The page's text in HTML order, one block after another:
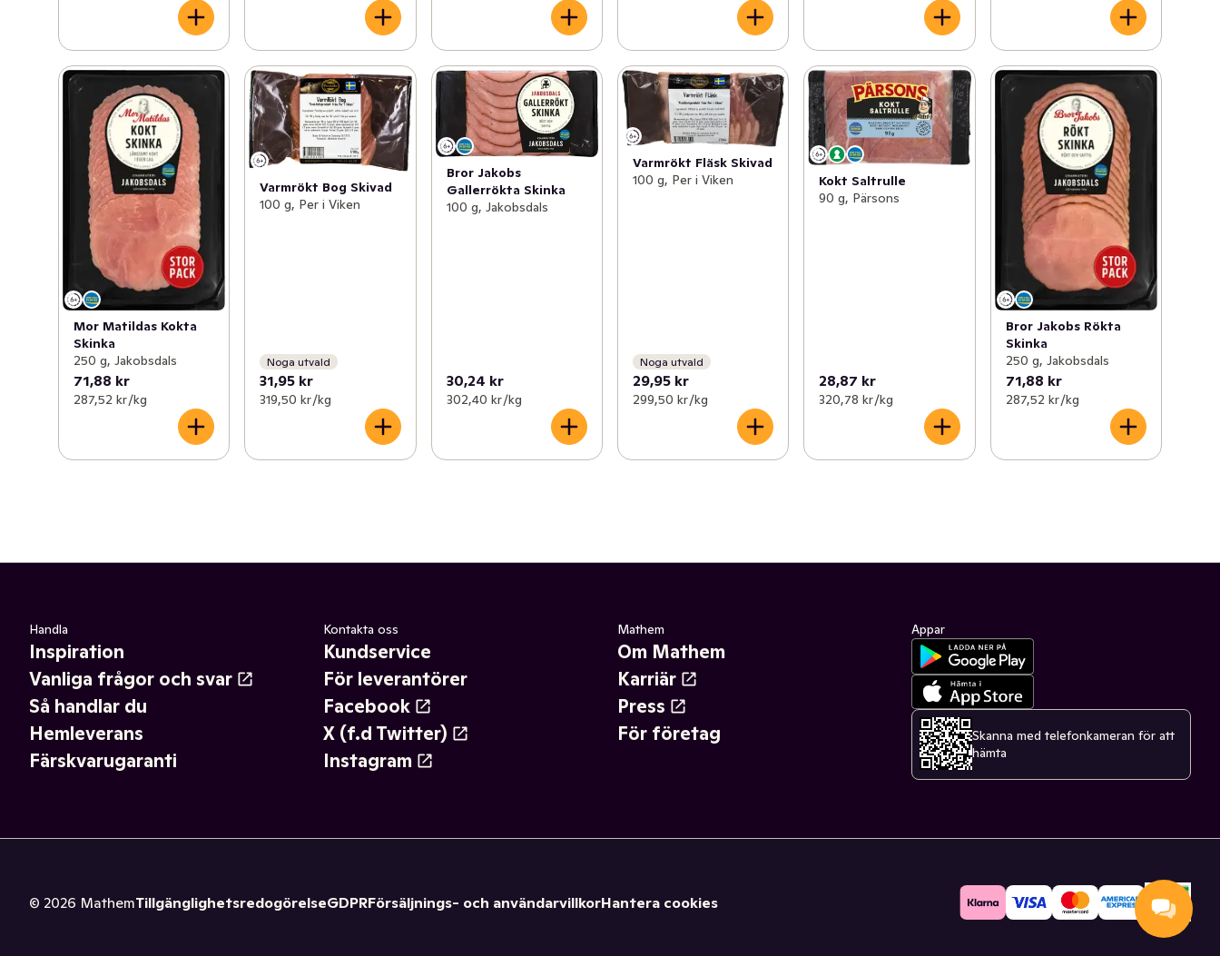
Mor Matildas Kokta
Skinka
250 g, Jakobsdals
71,88 kr
287,52 kr /kg
Varmrökt Bog Skivad
100 g, Per i Viken
Noga utvald
31,95 kr
319,50 kr /kg
Bror Jakobs
Gallerrökta Skinka
100 g, Jakobsdals
30,24 kr
302,40 kr /kg
Varmrökt Fläsk Skivad
100 g, Per i Viken
Noga utvald
29,95 kr
299,50 kr /kg
Kokt Saltrulle
90 g, Pärsons
28,87 kr
320,78 kr /kg
Bror Jakobs Rökta
Skinka
250 g, Jakobsdals
71,88 kr
287,52 kr /kg
Handla
Inspiration
Vanliga frågor och svar
Så handlar du
Hemleverans
Färskvarugaranti
Kontakta oss
Kundservice
För leverantörer
Facebook
X (f.d Twitter)
Instagram
Mathem
Om Mathem
Karriär
Press
För företag
Appar
Skanna med telefonkameran för att
hämta
© 2026 MathemTillgänglighetsredogörelseGDPRFörsäljnings- och användarvillkorHantera cookies